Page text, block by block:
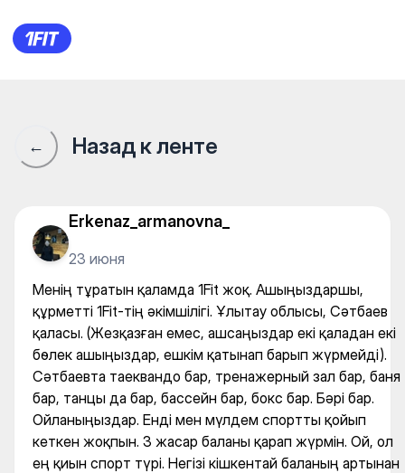
Менің тұратын қаламда
← Назад к ленте
Erkenaz_armanovna_
23 июня
Менің тұратын қаламда 1Fit жоқ. Ашыңыздаршы,
құрметті 1Fit-тің әкімшілігі. Ұлытау облысы, Сәтбаев
қаласы. (Жезқазған емес, ашсаңыздар екі қаладан екі
бөлек ашыңыздар, ешкім қатынап барып жүрмейді).
Сәтбаевта таеквандо бар, тренажерный зал бар, баня
бар, танцы да бар, бассейн бар, бокс бар. Бәрі бар.
Ойланыңыздар. Енді мен мүлдем спортты қойып
кеткен жоқпын. 3 жасар баланы қарап жүрмін. Ой, ол
ең қиын спорт түрі. Негізі кішкентай баланың артынан